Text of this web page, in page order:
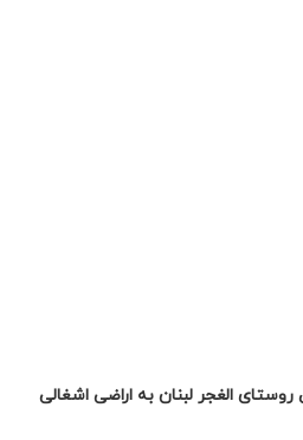
الغجر لبنان به اراضی اشغالی